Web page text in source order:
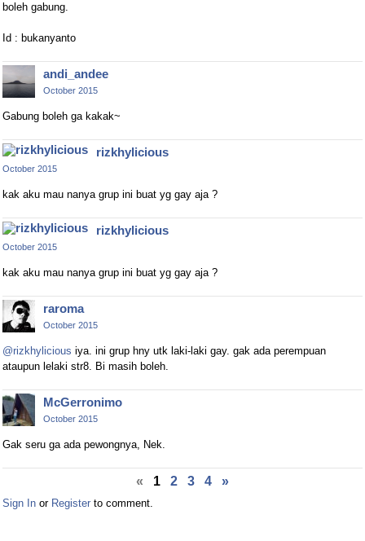
boleh gabung.
Id : bukanyanto
andi_andee
October 2015
Gabung boleh ga kakak~
rizkhylicious
October 2015
kak aku mau nanya grup ini buat yg gay aja ?
rizkhylicious
October 2015
kak aku mau nanya grup ini buat yg gay aja ?
raroma
October 2015
@rizkhylicious iya. ini grup hny utk laki-laki gay. gak ada perempuan
ataupun lelaki str8. Bi masih boleh.
McGerronimo
October 2015
Gak seru ga ada pewongnya, Nek.
« 1 2 3 4 »
Sign In or Register to comment.